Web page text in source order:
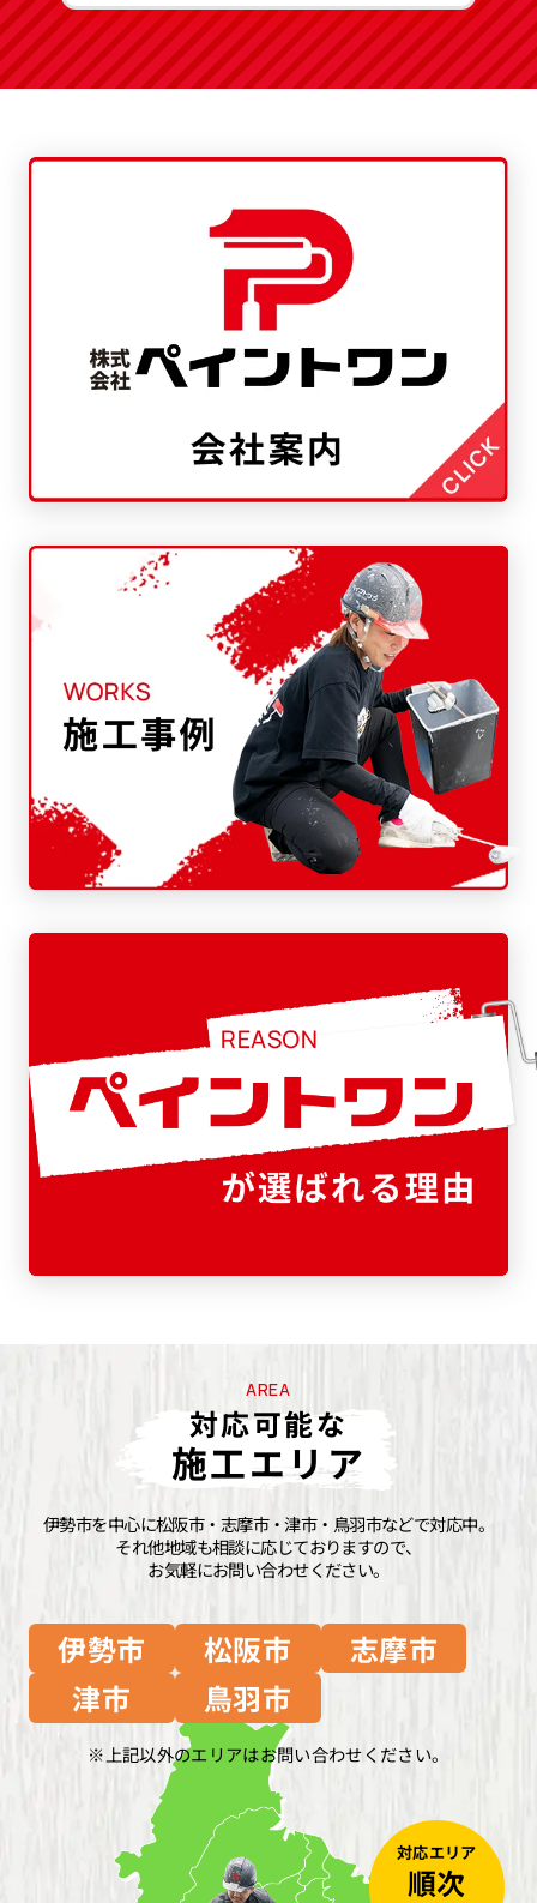
AREA
対応可能な
施工エリア
伊勢市を中心に松阪市・志摩市・津市・鳥羽市などで対応中。
それ他地域も相談に応じておりますので、
お気軽にお問い合わせください。
伊勢市 松阪市
志摩市
津市
鳥羽市
上記以外のエリアはお問い合わせください。
対応エリア
順次